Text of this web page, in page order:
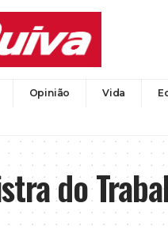
Opinião Vida
do